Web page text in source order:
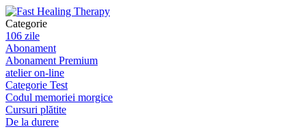
Categorie
106 zile
Abonament
Abonament Premium
atelier on-line
Categorie Test
Codul memoriei morgice
Cursuri plătite
De la durere